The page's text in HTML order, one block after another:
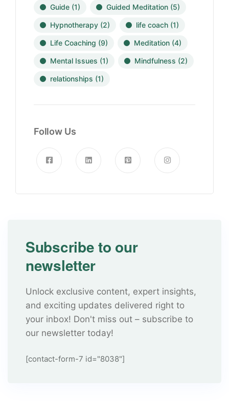
Guide (1) Guided Meditation (5)
Hypnotherapy (2) life coach (1)
Life Coaching (9) Meditation (4)
Mental Issues (1) Mindfulness (2)
relationships (1)
Follow Us
Subscribe to our
newsletter
Unlock exclusive content, expert insights,
and exciting updates delivered right to
your inbox! Don't miss out – subscribe to
our newsletter today!
[contact-form-7 id="8038"]